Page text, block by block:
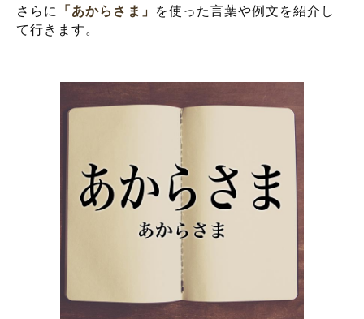
さらに 「あからさま」
を使った言葉や例文を紹介し
て行きます。